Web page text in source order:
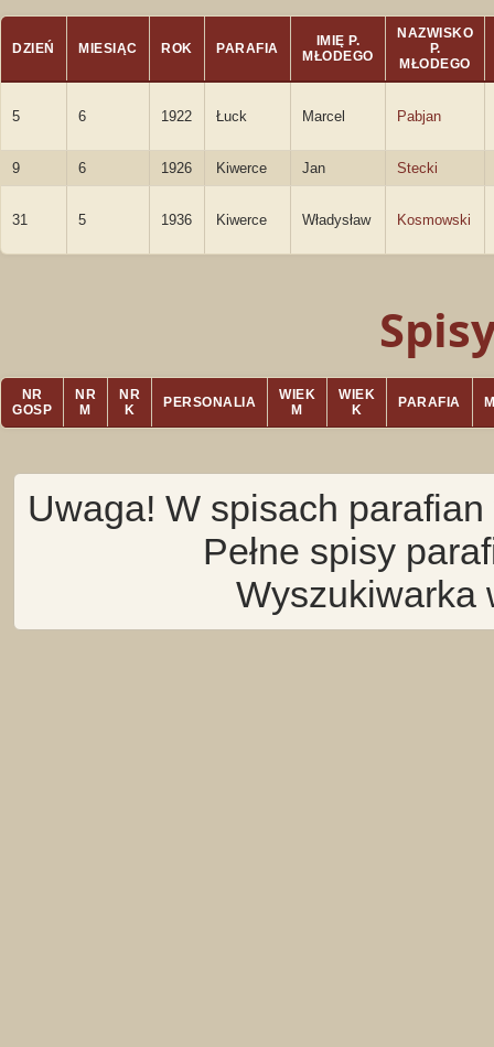
DZIEŃ MIESIĄC ROK PARAFIA
IMIĘ P.
MŁODEGO
NAZWISKO
P.
MŁODEGO
5 6 1922 Łuck Marcel Pabjan
9 6 1926 Kiwerce Jan Stecki
31 5 1936 Kiwerce Władysław Kosmowski
NR
GOSP
NR
M
NR
K
PERSONALIA
WIEK
M
WIEK
K
PARAFIA
Uwaga! W spisach
Pełne spisy
Wyszukiwarka